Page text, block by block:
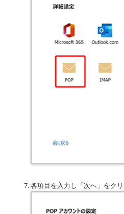
各項目を入力し「次へ」をクリ